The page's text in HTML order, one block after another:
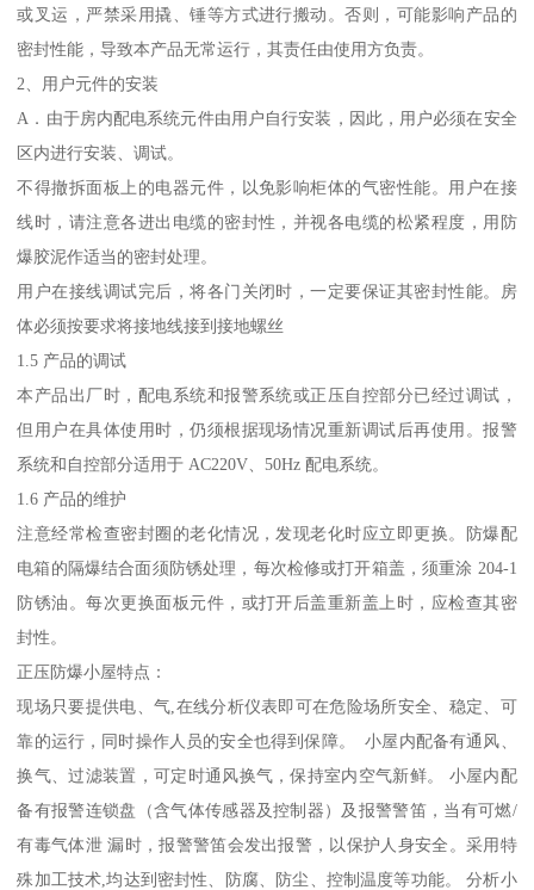
或叉运，严禁采用撬、锤等方式进行搬动。否则，可能影响产品的
密封性能，导致本产品无常运行，其责任由使用方负责。
2、用户元件的安装
A．由于房内配电系统元件由用户自行安装，因此，用户必须在安全
区内进行安装、调试。
不得撤拆面板上的电器元件，以免影响柜体的气密性能。用户在接
线时，请注意各进出电缆的密封性，并视各电缆的松紧程度，用防
爆胶泥作适当的密封处理。
用户在接线调试完后，将各门关闭时，一定要保证其密封性能。房
体必须按要求将接地线接到接地螺丝
1.5 产品的调试
本产品出厂时，配电系统和报警系统或正压自控部分已经过调试，
但用户在具体使用时，仍须根据现场情况重新调试后再使用。报警
系统和自控部分适用于 AC220V、50Hz 配电系统。
1.6 产品的维护
注意经常检查密封圈的老化情况，发现老化时应立即更换。防爆配
电箱的隔爆结合面须防锈处理，每次检修或打开箱盖，须重涂 204-1
防锈油。每次更换面板元件，或打开后盖重新盖上时，应检查其密
封性。
正压防爆小屋特点：
现场只要提供电、气,在线分析仪表即可在危险场所安全、稳定、可
靠的运行，同时操作人员的安全也得到保障。 小屋内配备有通风、
换气、过滤装置，可定时通风换气，保持室内空气新鲜。 小屋内配
备有报警连锁盘（含气体传感器及控制器）及报警警笛，当有可燃/
有毒气体泄 漏时，报警警笛会发出报警，以保护人身安全。采用特
殊加工技术,均达到密封性、防腐、防尘、控制温度等功能。 分析小